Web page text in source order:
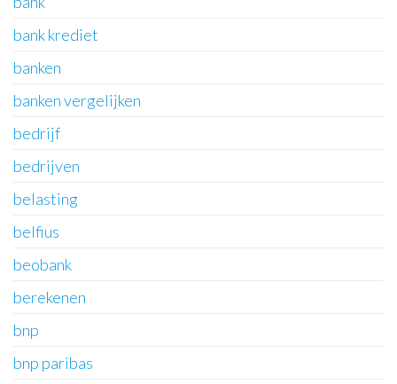
bank krediet
banken
banken vergelijken
bedrijf
bedrijven
belasting
belfius
beobank
berekenen
bnp
bnp paribas